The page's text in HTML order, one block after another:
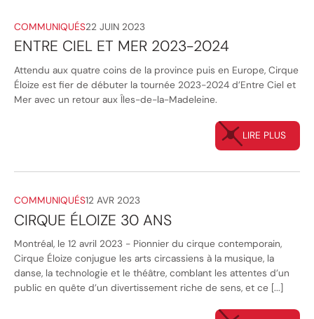
COMMUNIQUÉS22 JUIN 2023
ENTRE CIEL ET MER 2023-2024
Attendu aux quatre coins de la province puis en Europe, Cirque
Éloize est fier de débuter la tournée 2023-2024 d’Entre Ciel et
Mer avec un retour aux Îles-de-la-Madeleine.
LIRE PLUS
COMMUNIQUÉS12 AVR 2023
CIRQUE ÉLOIZE 30 ANS
Montréal, le 12 avril 2023 - Pionnier du cirque contemporain,
Cirque Éloize conjugue les arts circassiens à la musique, la
danse, la technologie et le théâtre, comblant les attentes d’un
public en quête d’un divertissement riche de sens, et ce [...]